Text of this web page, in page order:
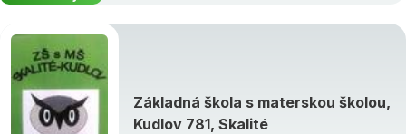
Základná škola s materskou školou,
Kudlov 781, Skalité